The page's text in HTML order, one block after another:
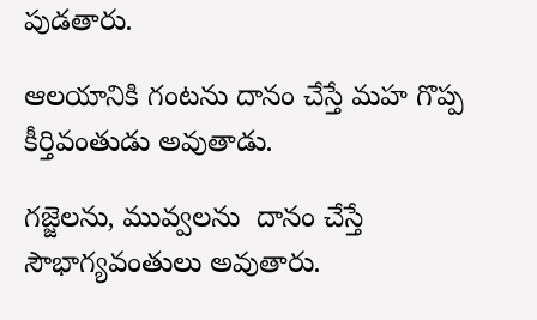
పుడతారు.
ఆలయానికి గంటను దానం చేస్తే మహ గొప్ప
కీర్తివంతుడు అవుతాడు.
గజ్జెలను, మువ్వలను దానం చేస్తే
సౌభాగ్యవంతులు అవుతారు.